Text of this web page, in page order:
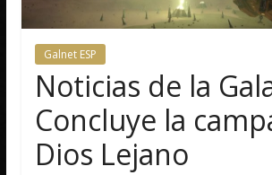
Galnet ESP
Noticias de la
Concluye la
Dios Lejano